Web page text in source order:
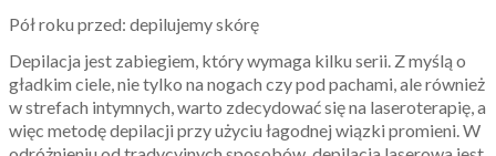
Pół roku przed: depilujemy skórę
Depilacja jest zabiegiem, który wymaga kilku serii. Z myślą o
gładkim ciele, nie tylko na nogach czy pod pachami, ale również
w strefach intymnych, warto zdecydować się na laseroterapię, a
więc metodę depilacji przy użyciu łagodnej wiązki promieni. W